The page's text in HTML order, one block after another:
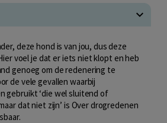
deze hond is van jou, dus deze
voel je dat er iets niet klopt en heb
genoeg om de redenering te
de vele gevallen waarbij
gebruikt ‘die wel sluitend of
dat niet zijn’ is Over drogredenen